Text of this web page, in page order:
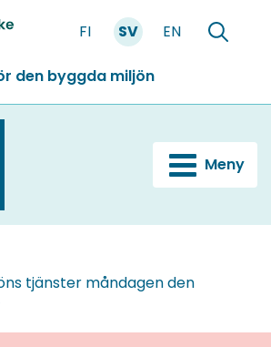
FI SV EN
Söka
den byggda miljön
Meny
tjänster måndagen den